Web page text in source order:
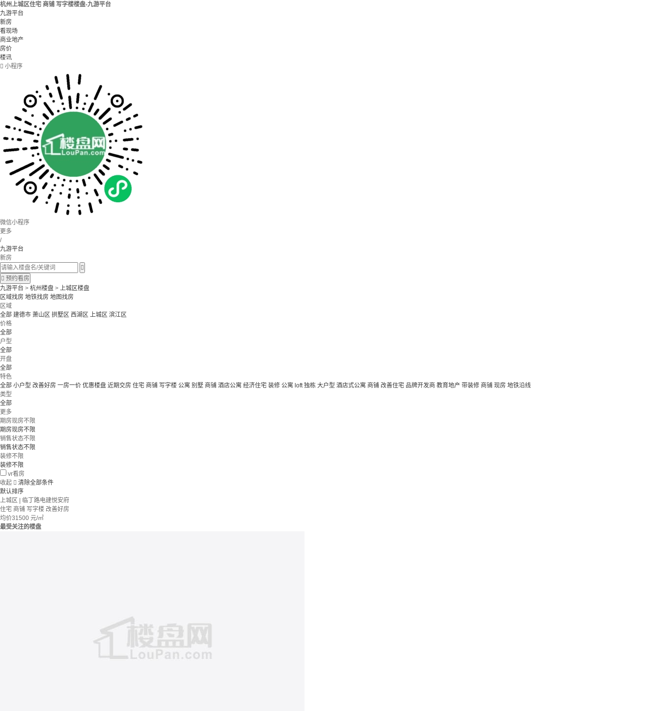
杭州上城区住宅 商铺 写字楼楼盘-九游平台
九游平台
新房
看现场
商业地产
房价
楼讯
 小程序
微信小程序
更多
/
九游平台
新房

 预约看房
九游平台 > 杭州楼盘 > 上城区楼盘
区域找房 地铁找房 地图找房
区域
全部 建德市 萧山区 拱墅区 西湖区 上城区 滨江区
价格
全部
户型
全部
开盘
全部
特色
全部 小户型 改善好房 一房一价 优惠楼盘 近期交房 住宅 商铺 写字楼 公寓 别墅 商铺 酒店公寓 经济住宅 装修 公寓 loft独栋 大户型 酒店式公寓 商铺 改善住宅 品牌开发商 教育地产 带装修 商铺 现房 地铁沿线
类型
全部
更多
期房现房不限
期房现房不限
销售状态不限
销售状态不限
装修不限
装修不限
vr看房
收起  清除全部条件
默认排序
上城区 | 临丁路电建悦安府
住宅 商铺 写字楼 改善好房
均价31500 元/㎡
最受关注的楼盘